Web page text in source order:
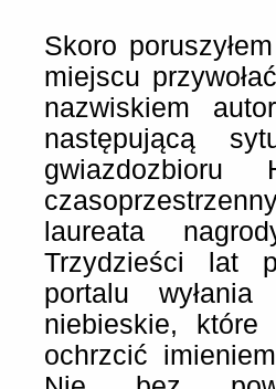
Skoro
miejscu
nazwiskiem
następującą
laureata
Trzydzieści lat
portalu
niebieskie, które
ochrzcić